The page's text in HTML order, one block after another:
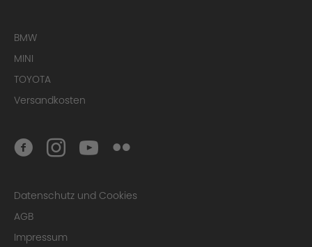
BMW
MINI
TOYOTA
Versandkosten
Datenschutz und Cookies
AGB
Impressum